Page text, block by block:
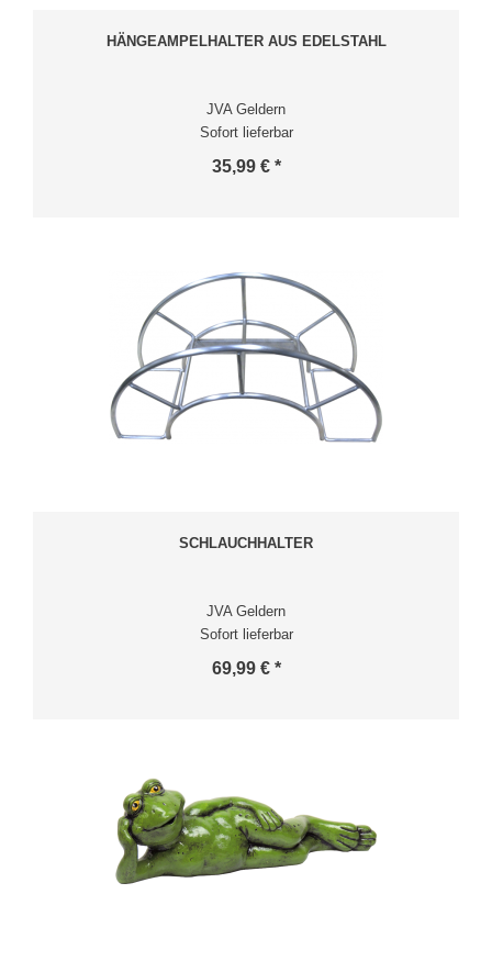
HÄNGEAMPELHALTER AUS EDELSTAHL
JVA Geldern
Sofort lieferbar
35,99 € *
SCHLAUCHHALTER
JVA Geldern
Sofort lieferbar
69,99 € *